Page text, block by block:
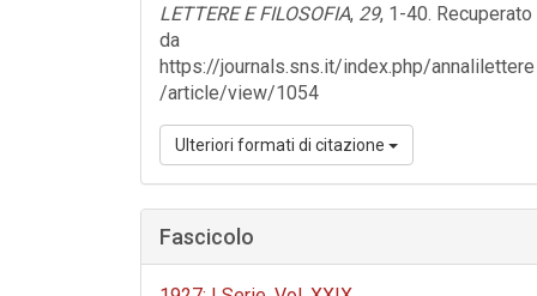
LETTERE E FILOSOFIA, 29, 1-40. Recuperato
da
https://journals.sns.it/index.php/annalilettere
/article/view/1054
Ulteriori formati di citazione
Fascicolo